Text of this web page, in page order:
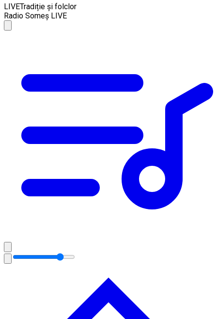
LIVETradiție și folclor
Radio Someș LIVE